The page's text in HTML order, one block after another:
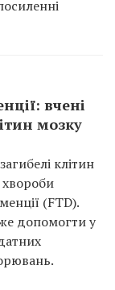
вчені
мозку
клітин
(FTD).
допомогти у